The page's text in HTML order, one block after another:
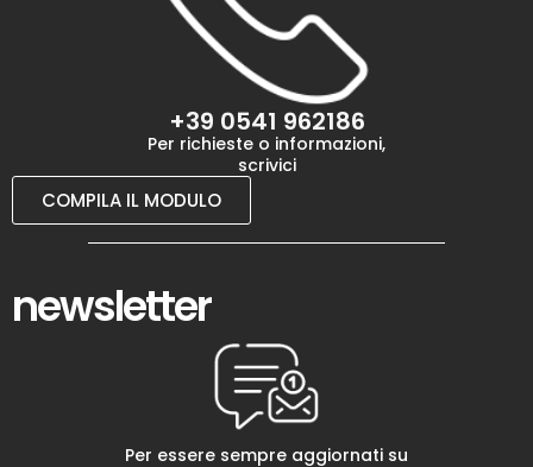
+39 0541 962186
Per richieste o informazioni,
scrivici
COMPILA IL MODULO
newsletter
Per essere sempre aggiornati su